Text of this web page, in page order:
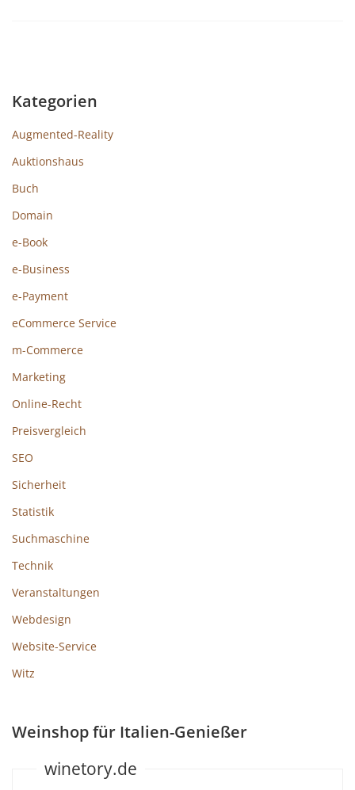
Kategorien
Augmented-Reality
Auktionshaus
Buch
Domain
e-Book
e-Business
e-Payment
eCommerce Service
m-Commerce
Marketing
Online-Recht
Preisvergleich
SEO
Sicherheit
Statistik
Suchmaschine
Technik
Veranstaltungen
Webdesign
Website-Service
Witz
Weinshop für Italien-Genießer
winetory.de